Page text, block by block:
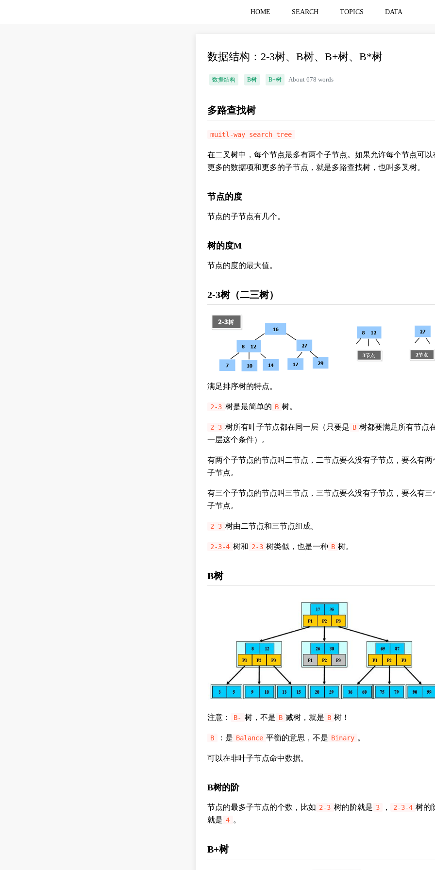
HOME SEARCH TOPICS DATA
数据结构：2-3树、B树、B+树、B*树
数据结构 B树 B+树 About 678 words
多路查找树
muitl-way search tree
在二叉树中，每个节点最多有两个子节点。如果允许每个节点可以
更多的数据项和更多的子节点，就是多路查找树，也叫多叉树。
节点的度
节点的子节点有几个。
树的度M
节点的度的最大值。
2-3树（二三树）
满足排序树的特点。
2-3 树是最简单的 B 树。
2-3 树所有叶子节点都在同一层（只要是 B 树都要满足所有节点
一层这个条件）。
有两个子节点的节点叫二节点，二节点要么没有子节点，要么有两
子节点。
有三个子节点的节点叫三节点，三节点要么没有子节点，要么有三
子节点。
2-3 树由二节点和三节点组成。
2-3-4 树和 2-3 树类似，也是一种 B 树。
B树
注意： B- 树，不是 B 减树，就是 B 树！
B ：是 Balance 平衡的意思，不是 Binary 。
可以在非叶子节点命中数据。
B树的阶
节点的最多子节点的个数，比如 2-3 树的阶就是 3 ， 2-3-4 树的
就是 4 。
B+树